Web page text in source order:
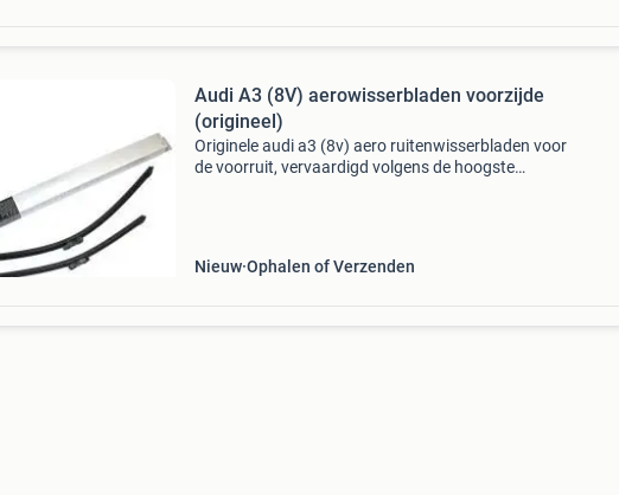
Audi A3 (8V) aerowisserbladen voorzijde
(origineel)
Originele audi a3 (8v) aero ruitenwisserbladen voor
de voorruit, vervaardigd volgens de hoogste
Nieuw Ophalen of Verzenden